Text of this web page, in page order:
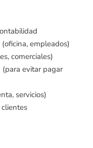
empleados)
comerciales)
evitar pagar
servicios)